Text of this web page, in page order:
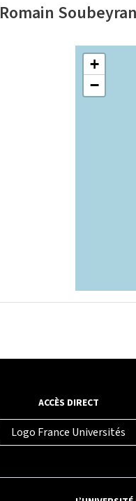
Romain Soubeyran
+
−
ACCÈS DIRECT
Logo France Universités